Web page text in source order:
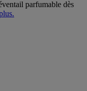
parfumable dès